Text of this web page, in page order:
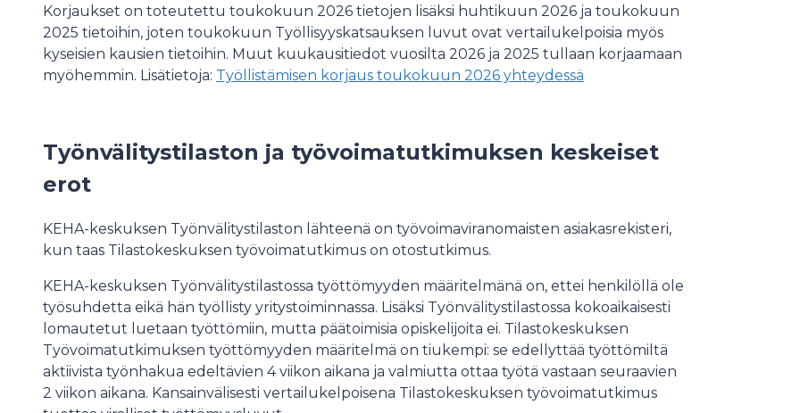
Korjaukset on toteutettu toukokuun 2026 tietojen lisäksi huhtikuun 2026 ja toukokuun
2025 tietoihin, joten toukokuun Työllisyyskatsauksen luvut ovat vertailukelpoisia myös
kyseisien kausien tietoihin. Muut kuukausitiedot vuosilta 2026 ja 2025 tullaan korjaamaan
myöhemmin. Lisätietoja: Työllistämisen korjaus toukokuun 2026 yhteydessä
Työnvälitystilaston ja työvoimatutkimuksen keskeiset
erot
KEHA-keskuksen Työnvälitystilaston lähteenä on työvoimaviranomaisten asiakasrekisteri,
kun taas Tilastokeskuksen työvoimatutkimus on otostutkimus.
KEHA-keskuksen Työnvälitystilastossa työttömyyden määritelmänä on, ettei henkilöllä ole
työsuhdetta eikä hän työllisty yritystoiminnassa. Lisäksi Työnvälitystilastossa kokoaikaisesti
lomautetut luetaan työttömiin, mutta päätoimisia opiskelijoita ei. Tilastokeskuksen
Työvoimatutkimuksen työttömyyden määritelmä on tiukempi: se edellyttää työttömiltä
aktiivista työnhakua edeltävien 4 viikon aikana ja valmiutta ottaa työtä vastaan seuraavien
2 viikon aikana. Kansainvälisesti vertailukelpoisena Tilastokeskuksen työvoimatutkimus